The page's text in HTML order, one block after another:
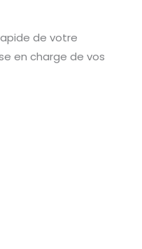
de votre
en charge de vos